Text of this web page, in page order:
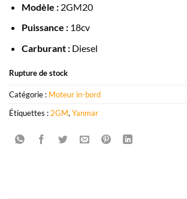
Modèle :2GM20
Puissance :18cv
Carburant :Diesel
Rupture de stock
Catégorie : Moteur in-bord
Étiquettes :2GM,Yanmar